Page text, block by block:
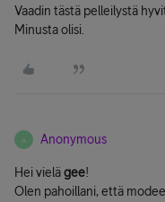
Vaadin tästä pelleilystä
Minusta olisi.
A Anonymous
Hei vielägee!
Olen pahoillani, että